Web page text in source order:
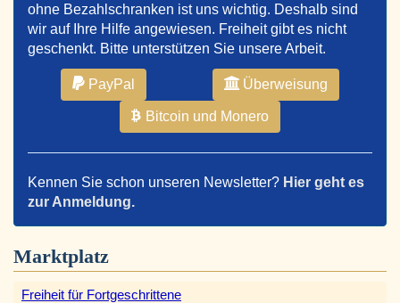
ohne Bezahlschranken ist uns wichtig. Deshalb sind
wir auf Ihre Hilfe angewiesen. Freiheit gibt es nicht
geschenkt. Bitte unterstützen Sie unsere Arbeit.
PayPal Überweisung
Bitcoin und Monero
Kennen Sie schon unseren Newsletter? Hier geht es
zur Anmeldung.
Marktplatz
Freiheit für Fortgeschrittene